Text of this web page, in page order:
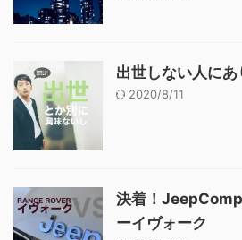
出世しない人に
2020/8/11
決着！
ーイヴォーク